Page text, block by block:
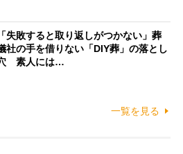
「失敗すると取り返しがつかない」葬
社の手を借りない「DIY葬」の落とし
素人には…
一覧を見る